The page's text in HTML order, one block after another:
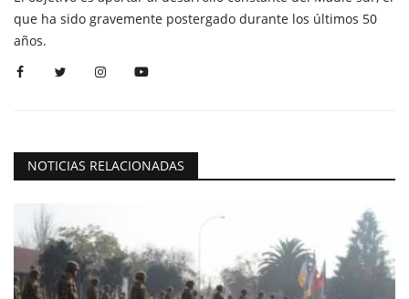
que ha sido gravemente postergado durante los últimos 50
años.
NOTICIAS RELACIONADAS